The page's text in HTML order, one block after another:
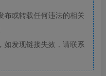
布或转载任何违法的相关
如发现链接失效，请联系